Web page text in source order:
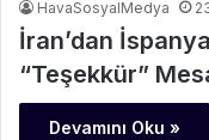
HavaSosyalMedya
İran’dan
“Teşekkür”
Devamını Oku »